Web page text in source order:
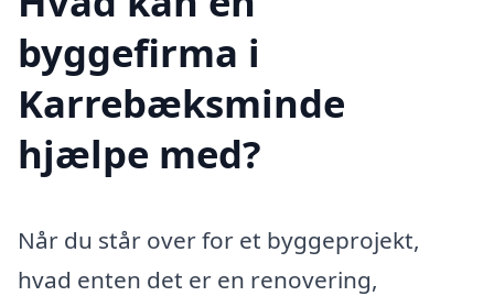
byggefirma i
Karrebæksminde
hjælpe med?
Når du står over for et byggeprojekt,
hvad enten det er en renovering,